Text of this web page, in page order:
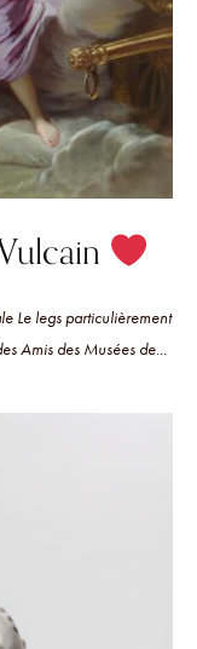
Le legs particulièrement
Amis des Musées de...